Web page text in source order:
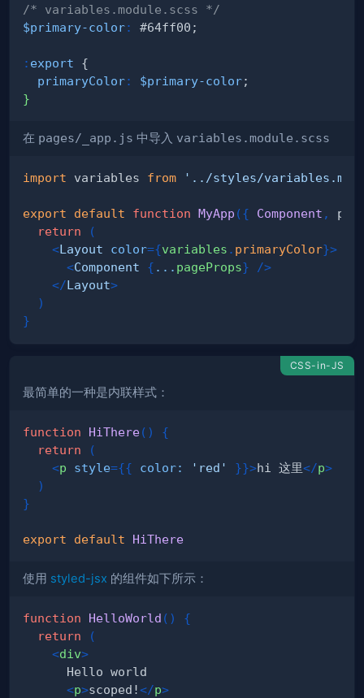
/* variables.module.scss */
$primary-color: #64ff00;
: export {
primaryColor: $primary-color;
}
在 pages/_app.js 中导入 variables.module.scss
import variables from '../styles/
export default function MyApp ({ Component ,
return
(
<Layout color={variables . primaryColor}>
<Component { ... pageProps}
/>
</Layout>
)
}
CSS-in-JS
最简单的一种是内联样式：
function HiThere( )
{
return
(
<p style={{ color: 'red' }}>hi 这里</p>
)
}
export default HiThere
使用 styled-jsx 的组件如下所示：
function HelloWorld ( )
{
return
(
<div>
<p>scoped!</p>